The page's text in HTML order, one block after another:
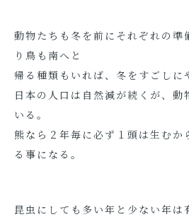
動物たちも冬を前にそれぞれの
り鳥も南へと
帰る種類もいれば、冬をすごしに
日本の人口は自然減が続くが、動
いる。
熊なら２年毎に必ず１頭は生むか
る事になる。
昆虫にしても多い年と少ない年は